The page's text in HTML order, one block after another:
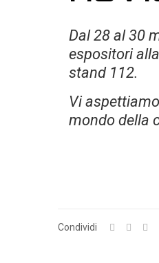
Dal 28 al 30
espositori
stand 112.
Vi
mondo della
Condividi